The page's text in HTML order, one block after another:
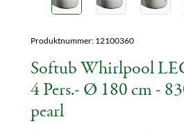
Produktnummer: 12100360
Softub Whirlpool
4 Pers.- Ø 180 cm -
pearl